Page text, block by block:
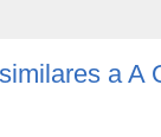
a A